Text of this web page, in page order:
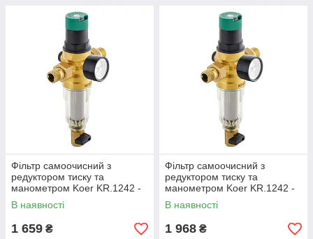
Фільтр самоочисний з
редуктором тиску та
манометром Koer KR.1242 -
1/2" ЗР (KR3187)
В наявності
1 659 ₴
Фільтр самоочисний з
редуктором тиску та
манометром Koer KR.1242 -
1" (KR3186)
В наявності
1 968 ₴